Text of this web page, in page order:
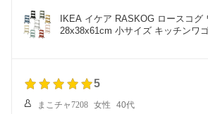
IKEA イケア RASKOG ロースコグ
28x38x61cm 小サイズ キッチンワ
5
まこチャ7208 女性 40代